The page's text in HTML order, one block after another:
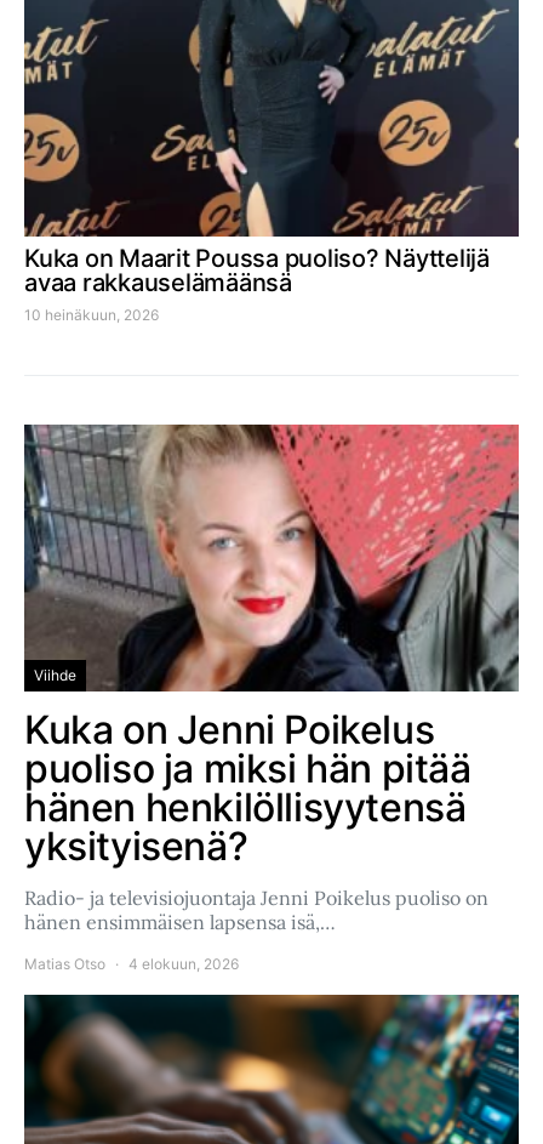
Kuka on Maarit Poussa puoliso? Näyttelijä
avaa rakkauselämäänsä
10 heinäkuun, 2026
Viihde
Kuka on Jenni Poikelus
puoliso ja miksi hän pitää
hänen henkilöllisyytensä
yksityisenä?
Radio- ja televisiojuontaja Jenni Poikelus puoliso on
hänen ensimmäisen lapsensa isä,…
Matias Otso 4 elokuun, 2026